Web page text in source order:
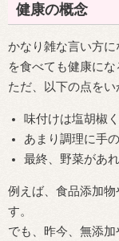
健康の概念
かなり雑な言い方
を食べても健康に
ただ、以下の点をい
味付けは塩胡椒
あまり調理に手
最終、野菜があ
例えば、食品添加
す。
でも、昨今、無添